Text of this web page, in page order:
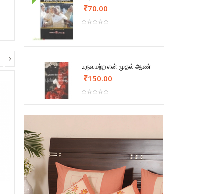
70.00
உருவமற்ற என் முதல் ஆண்
150.00